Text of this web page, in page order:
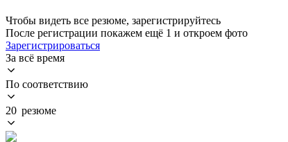
Чтобы видеть все резюме, зарегистрируйтесь
После регистрации покажем ещё 1 и откроем фото
Зарегистрироваться
За всё время
По соответствию
20 резюме